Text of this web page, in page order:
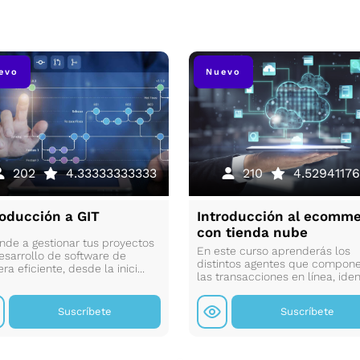
202 4.33333333333
a GIT
a gestionar tus proyectos
de software de
eficiente, desde la inici...
Suscríbete
Nuevo
210
Introducción al
con tienda nube
En este curso aprenderás los
distintos agentes que
las transacciones en línea,
Suscríbete